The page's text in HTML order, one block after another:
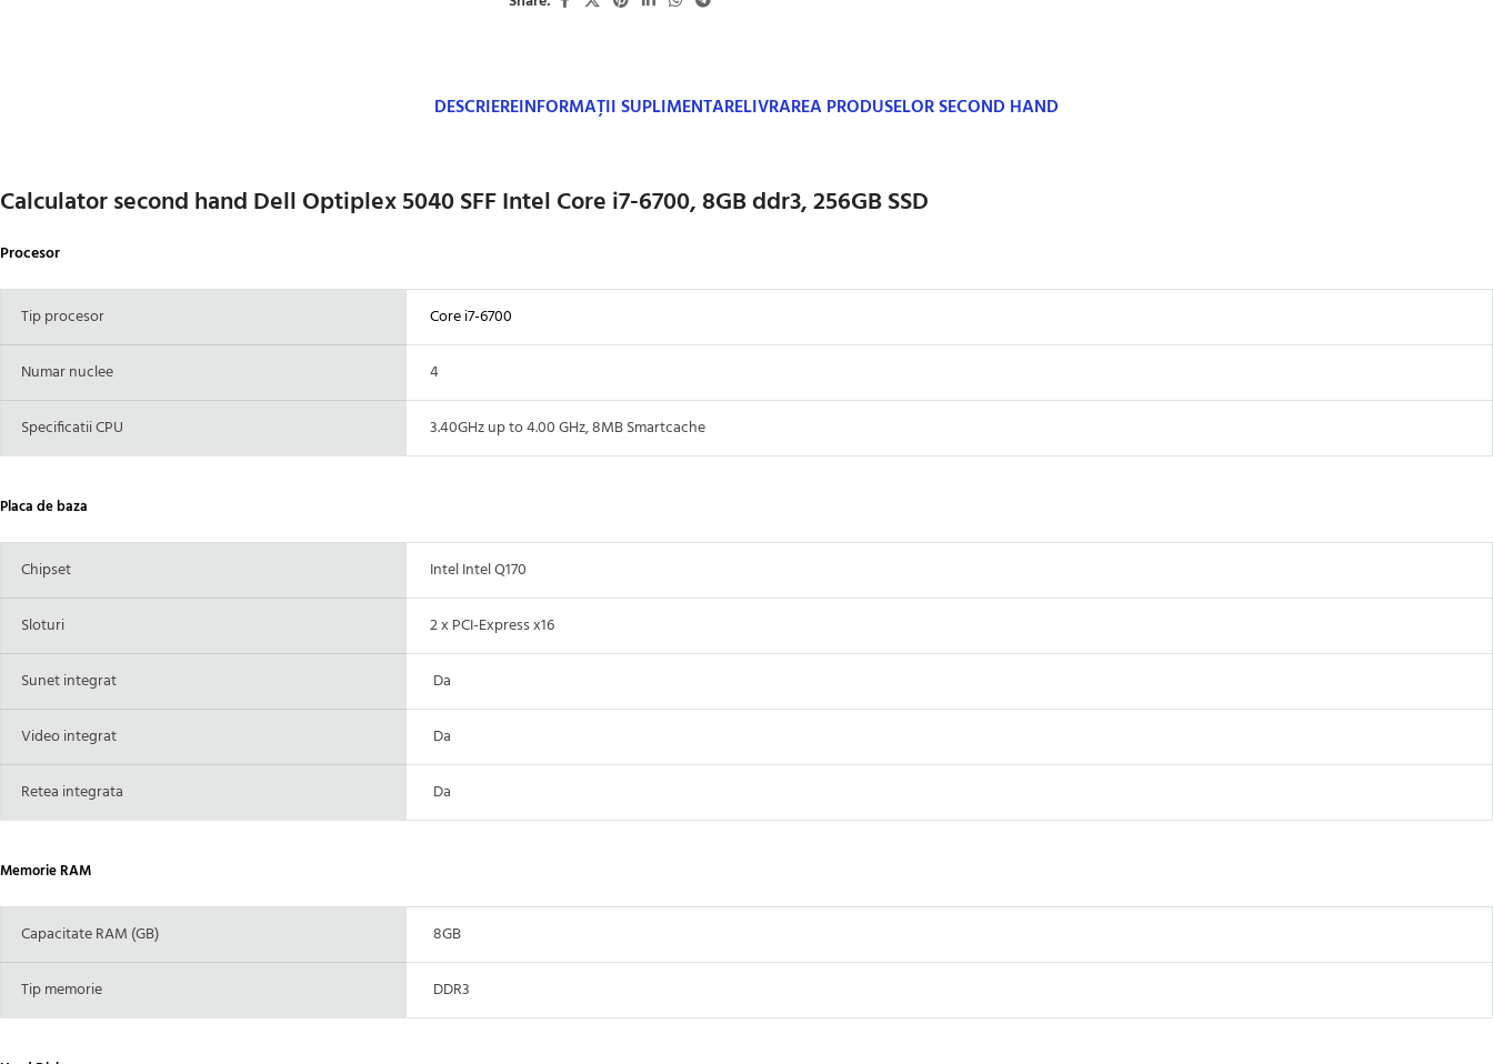
DESCRIEREINFORMAȚII SUPLIMENTARELIVRAREA PRODUSELOR SECOND HAND
Calculator second hand Dell Optiplex 5040 SFF Intel Core i7-6700, 8GB ddr3, 256GB SSD
Procesor
Tip procesor Core i7-6700
Numar nuclee 4
Specificatii CPU 3.40GHz up to 4.00 GHz, 8MB Smartcache
Placa de baza
Chipset Intel Intel Q170
Sloturi 2 x PCI-Express x16
Sunet integrat Da
Video integrat Da
Retea integrata Da
Memorie RAM
Capacitate RAM (GB) 8GB
Tip memorie DDR3